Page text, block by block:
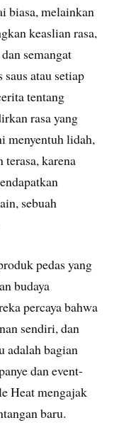
biasa, melainkan
keaslian rasa,
semangat
atau setiap
tentang
rasa yang
menyentuh lidah,
terasa, karena
sebuah
pedas yang
budaya
percaya bahwa
sendiri, dan
adalah bagian
dan event-
Heat mengajak
baru.